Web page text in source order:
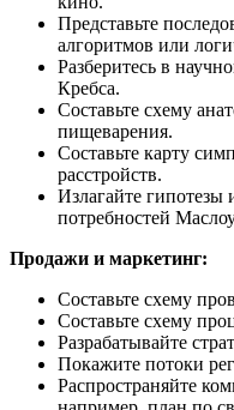
Представьте
алгоритмов или
Разберитесь в
Кребса.
Составьте схему
пищеварения.
Составьте карту
расстройств.
Излагайте
потребностей
Продажи и маркетинг:
Составьте схему
Составьте схему
Разрабатывайте
Покажите потоки
Распространяйте